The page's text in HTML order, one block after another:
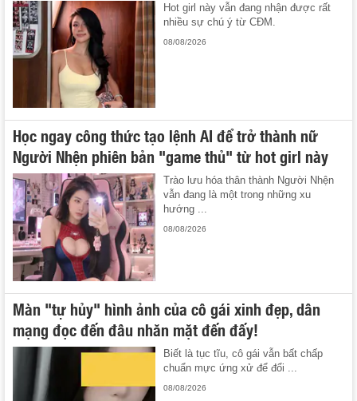
Hot girl này vẫn đang nhận được rất
nhiều sự chú ý từ CĐM.
08/08/2026
Học ngay công thức tạo lệnh AI để trở thành nữ
Người Nhện phiên bản "game thủ" từ hot girl này
Trào lưu hóa thân thành Người Nhện
vẫn đang là một trong những xu
hướng ...
08/08/2026
Màn "tự hủy" hình ảnh của cô gái xinh đẹp, dân
mạng đọc đến đâu nhăn mặt đến đấy!
Biết là tục tĩu, cô gái vẫn bất chấp
chuẩn mực ứng xử để đổi ...
08/08/2026